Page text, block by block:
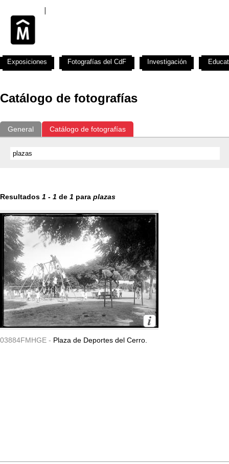
Catálogo de fotografías
General Catálogo de fotografías
Resultados 1 - 1 de 1 para plazas
03884FMHGE - Plaza de Deportes del Cerro.
Exposiciones Fotografías del CdF Investigación